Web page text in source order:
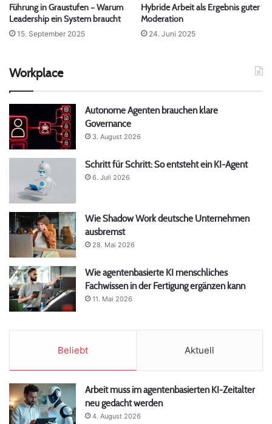
Führung in Graustufen – Warum
Leadership ein System braucht
15. September 2025
Hybride Arbeit als Ergebnis guter
Moderation
24. Juni 2025
Workplace
Autonome Agenten brauchen klare
Governance
3. August 2026
Schritt für Schritt: So entsteht ein KI-Agent
6. Juli 2026
Wie Shadow Work deutsche Unternehmen
ausbremst
28. Mai 2026
Wie agentenbasierte KI menschliches
Fachwissen in der Fertigung ergänzen kann
11. Mai 2026
Beliebt Aktuell
Arbeit muss im agentenbasierten KI-Zeitalter
neu gedacht werden
4. August 2026